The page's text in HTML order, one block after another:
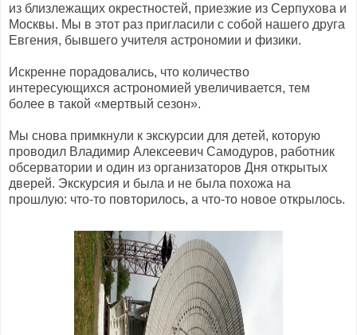
из близлежащих окрестностей, приезжие из Серпухова и
Москвы. Мы в этот раз пригласили с собой нашего друга
Евгения, бывшего учителя астрономии и физики.
Искренне порадовались, что количество
интересующихся астрономией увеличивается, тем
более в такой «мертвый сезон».
Мы снова примкнули к экскурсии для детей, которую
проводил Владимир Алексеевич Самодуров, работник
обсерватории и один из организаторов Дня открытых
дверей. Экскурсия и была и не была похожа на
прошлую: что-то повторилось, а что-то новое открылось.